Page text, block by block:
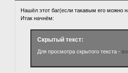
Нашёл этот баг(если такавым его можно
Итак начнём:
Скрытый текст:
Для просмотра скрытого текста -